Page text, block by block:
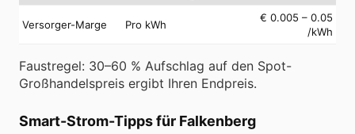
Versorger-Marge Pro kWh
€ 0.005 – 0.05
/kWh
Faustregel: 30–60 % Aufschlag auf den Spot-
Großhandelspreis ergibt Ihren Endpreis.
Smart-Strom-Tipps für Falkenberg